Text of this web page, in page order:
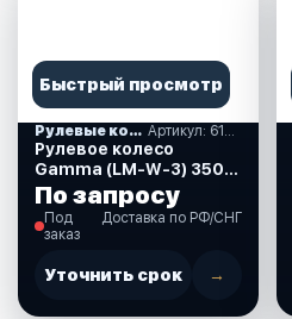
Быстрый просмотр
Рулевые колеса, спиннеры
Рулевое колесо
Gamma (LM-W-3) 350
мм, (черное) 613026_2
По запросу
Под
заказ
Доставка по РФ/СНГ
Уточнить срок →